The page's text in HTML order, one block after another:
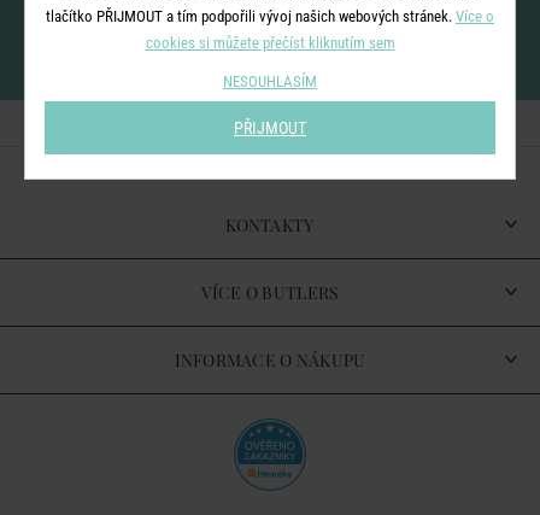
vložením e-mailu souhlasíte sezpracováním osobních údajůpro zasílání našeho
KONTAKTY
VÍCE O BUTLERS
INFORMACE O NÁKUPU
tlačítko PŘIJMOUT a tím podpořili vývoj našich webových stránek. Více o
cookies si můžete přečíst kliknutím sem
NESOUHLASÍM
PŘIJMOUT